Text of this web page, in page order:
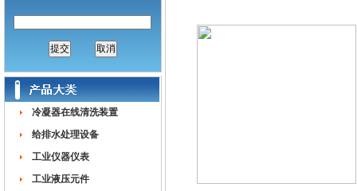
冷凝器在线清洗装置
给排水处理设备
工业仪器仪表
工业液压元件